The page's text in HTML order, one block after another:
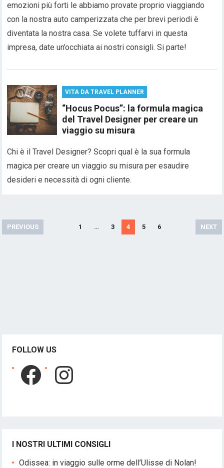
emozioni più forti le abbiamo provate proprio viaggiando
con la nostra auto camperizzata che per brevi periodi è
diventata la nostra casa. Se volete tuffarvi in questa
impresa, date un’occhiata ai nostri consigli. Si parte!
VITA DA TRAVEL PLANNER
“Hocus Pocus”: la formula magica
del Travel Designer per creare un
viaggio su misura
Chi è il Travel Designer? Scopri qual è la sua formula
magica per creare un viaggio su misura per esaudire
desideri e necessità di ogni cliente.
Paginazione
degli
PREVIOUS 1 … 3 4 5 6 NEXT
FOLLOW US
Facebook
Instagram
I NOSTRI ULTIMI CONSIGLI
Odissea: in viaggio sulle orme dell’Ulisse di Nolan!